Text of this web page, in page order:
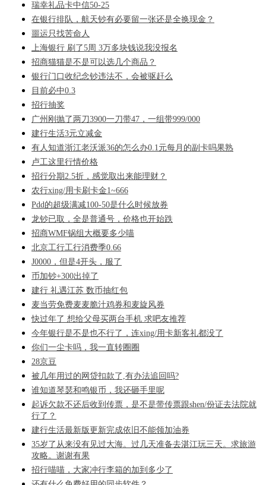
瑞幸礼品卡中信50-25
在银行排队，航天钞有必要留一张还是全换现金？
噩运只找苦命人
上海银行 刷了5周 3万多块钱说我没报名
招商猫猫是不是可以选几个商品？
银行门口收纪念钞违法不，会被驱赶么
目前必中0.3
招行抽奖
广州刚抛了两刀3900一刀带47，一组带999/000
建行生活3元立减金
有人知道浙江老沃派36的怎么办0.1元每月的副卡吗果熟
卢工这里行情价格
招行分期2.5折，感觉取出来能理财？
农行xing/用卡刷卡金1~666
Pdd的超级满减100-50是什么时候放券
龙钞已取，全是普通号，价格也开始跌
招商WMF锅组大概要多少喵
北京工行工行消费季0.66
J0000，但是4开头，服了
币加钞+300出掉了
建行 礼遇江苏 数币抽红包
麦当劳免费麦麦脆汁鸡券和麦旋风券
快过年了 想给父母买两台手机 求吧友推荐
今年银行是不是也不行了，连xing/用卡新客礼都没了
你们一尘卡吗，我一直转圈圈
28京豆
被几年用过的网贷扣款了,有办法追回吗?
谁知道琴瑟和鸣银币，我还砸手里呢
起诉欠款不还后收到传票，是不是带传票跟shen/份证去法院就
行了？
建行生活最新版更新完成依旧不能领加油券
35岁了从来没有见过大海。过几天准备去湛江玩三天。求旅游
攻略。谢谢有果
招行喵喵，大家冲行李箱的加到多少了